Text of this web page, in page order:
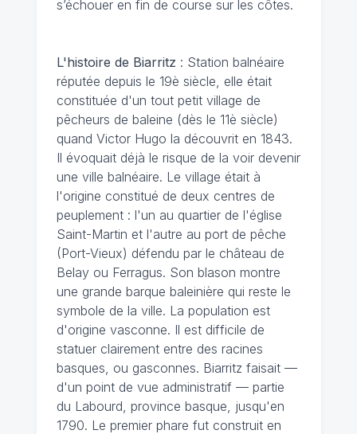
s’échouer en fin de course sur les côtes.
L'histoire de Biarritz : Station balnéaire
réputée depuis le 19è siècle, elle était
constituée d'un tout petit village de
pêcheurs de baleine (dès le 11è siècle)
quand Victor Hugo la découvrit en 1843.
Il évoquait déjà le risque de la voir devenir
une ville balnéaire. Le village était à
l'origine constitué de deux centres de
peuplement : l'un au quartier de l'église
Saint-Martin et l'autre au port de pêche
(Port-Vieux) défendu par le château de
Belay ou Ferragus. Son blason montre
une grande barque baleinière qui reste le
symbole de la ville. La population est
d'origine vasconne. Il est difficile de
statuer clairement entre des racines
basques, ou gasconnes. Biarritz faisait —
d'un point de vue administratif — partie
du Labourd, province basque, jusqu'en
1790. Le premier phare fut construit en